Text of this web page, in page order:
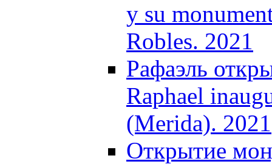
y su
Robles. 2021
Рафаэль
Raphael
(Merida). 2021
Открытие